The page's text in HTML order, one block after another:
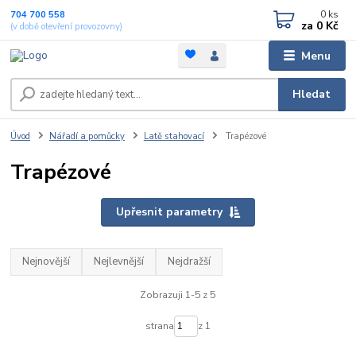
Menu
Hledat
704 700 558
(v době otevření provozovny)
0 ks
za 0 Kč
Úvod Nářadí a pomůcky Latě stahovací Trapézové
Trapézové
Upřesnit parametry
Nejnovější Nejlevnější Nejdražší
Zobrazuji 1-5 z 5
strana z 1